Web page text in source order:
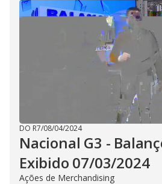
DO R7/08/04/2024
Nacional G3 -
Exibido 07/03/2024
Ações de Merchandising